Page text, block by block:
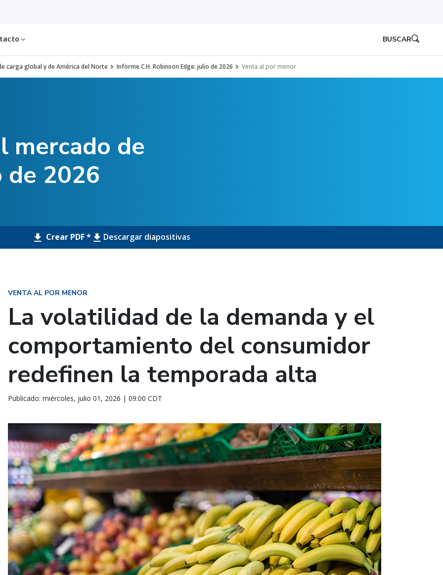
BUSCAR
carga global y de América del Norte Informe C.H. Robinson Edge: julio de 2026 Venta al por menor
mercado de
de 2026
Crear PDF * Descargar diapositivas
VENTA AL POR MENOR
La volatilidad de la demanda y el
comportamiento del consumidor
redefinen la temporada alta
Publicado: miércoles, julio 01, 2026 | 09:00 CDT